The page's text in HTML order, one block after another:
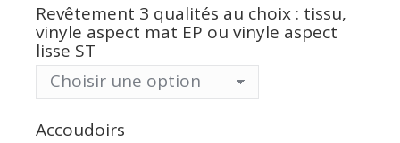
Revêtement 3 qualités au choix : tissu,
vinyle aspect mat EP ou vinyle aspect
lisse ST
Accoudoirs